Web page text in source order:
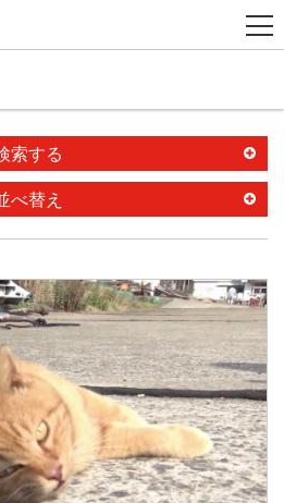
索する
べ替え